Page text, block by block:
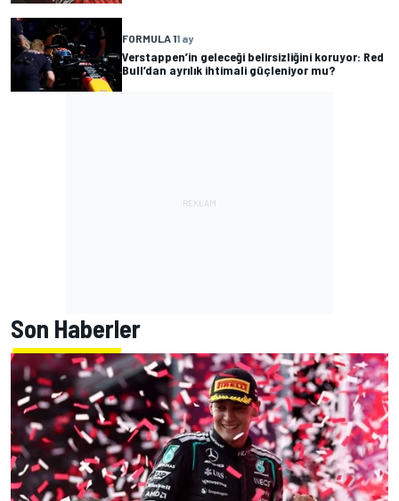
FORMULA 11 ay
Verstappen’in geleceği belirsizliğini koruyor: Red
Bull’dan ayrılık ihtimali güçleniyor mu?
Son Haberler